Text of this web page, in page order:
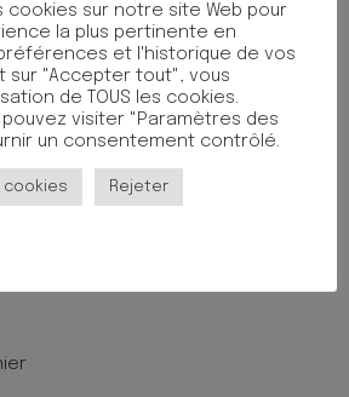
212X
cookies sur notre site Web pour
la plus pertinente en
et l'historique de vos
sur "Accepter tout", vous
de TOUS les cookies.
visiter "Paramètres des
un consentement contrôlé.
cookies Rejeter